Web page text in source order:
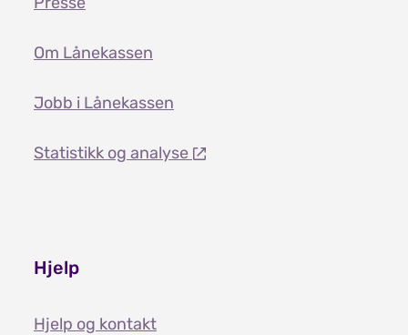
Om Lånekassen
Jobb i Lånekassen
Statistikk og analyse
Hjelp
Hjelp og kontakt